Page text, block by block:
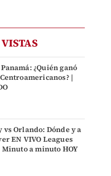
¿Quién ganó
|
Orlando: Dónde y a
EN VIVO Leagues
Minuto a minuto HOY